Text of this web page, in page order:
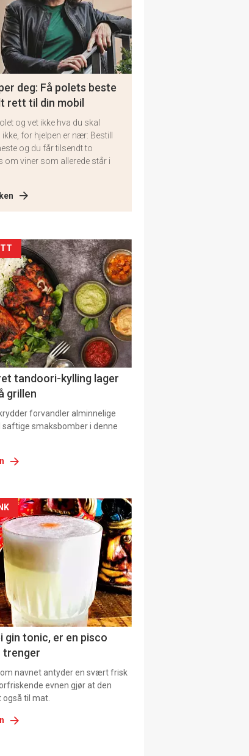
deg: Få polets beste
rett til din mobil
og vet ikke hva du skal
for hjelpen er nær: Bestill
og du får tilsendt to
om viner som allerede står i
tandoori-kylling lager
grillen
forvandler alminnelige
saftige smaksbomber i denne
gin tonic, er en pisco
trenger
navnet antyder en svært frisk
evnen gjør at den
til mat.